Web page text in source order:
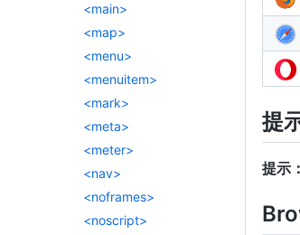
<main>
<map>
<menu>
<menuitem>
<mark>
<meta>
<meter>
<nav>
<noframes>
<noscript>
提
提示：